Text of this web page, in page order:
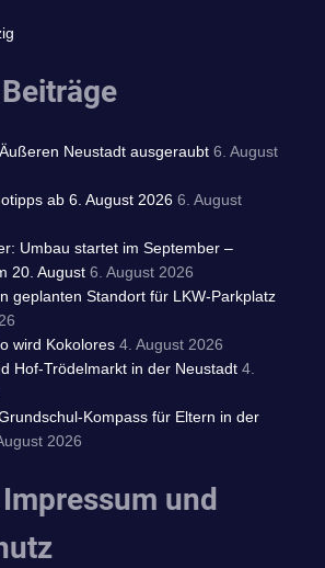
Neustadt ausgeraubt 6. August
ab 6. August 2026 6. August
Umbau startet im September –
20. August 6. August 2026
geplanten Standort für LKW-Parkplatz
wird Kokolores 4. August 2026
Hof-Trödelmarkt in der Neustadt 4.
Kompass für Eltern in der
2026
und